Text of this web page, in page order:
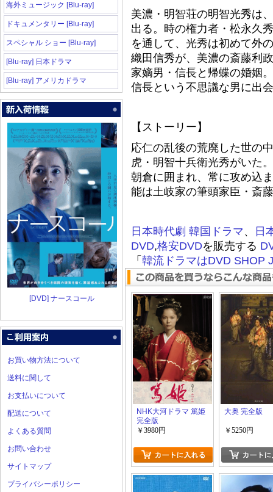
海外ミュージック [Blu-ray]
ドキュメンタリー [Blu-ray]
スペシャル ショー [Blu-ray]
[Blu-ray] 日本ドラマ
[Blu-ray] アメリカドラマ
[DVD] ナースコール
お買い物方法について
送料に関して
お支払いについて
配送について
よくある質問
お問い合わせ
サイトマップ
プライバシーポリシー
美濃・明智荘の明智光秀は
出る。時の権力者・松永久
を通して、光秀は初めて外
織田信秀が、美濃の斎藤利
家嫡男・信長と帰蝶の婚姻
信長という不思議な男に出
【ストーリー】
応仁の乱後の荒廃した世の
虎・明智十兵衛光秀がいた
朝倉に囲まれ、常に攻め込
能は土岐家の筆頭家臣・斎
日本時代劇 韓国ドラマ、
日
DVD,格安DVDを販売する
「 韓流ドラマはDVD SHOP
NHK大河ドラマ 篤姫
完全版
￥3980円
大奥 完全版
￥5250円